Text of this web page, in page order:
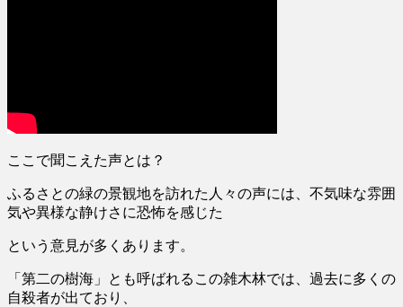
ここで聞こえた声とは？
ふるさとの緑の景観地を訪れた人々の声には、不気味な雰囲
気や異様な静けさに恐怖を感じた
という意見が多くあります。
「第二の樹海」とも呼ばれるこの雑木林では、過去に多くの
自殺者が出ており、